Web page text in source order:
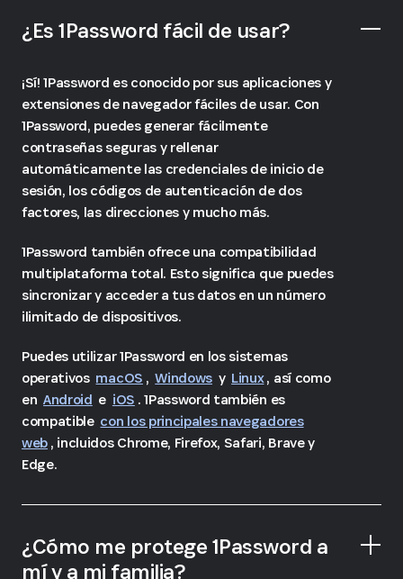
¿Es 1Password fácil de usar?
¡Sí! 1Password es conocido por sus aplicaciones y
extensiones de navegador fáciles de usar. Con
1Password, puedes generar fácilmente
contraseñas seguras y rellenar
automáticamente las credenciales de inicio de
sesión, los códigos de autenticación de dos
factores, las direcciones y mucho más.
1Password también ofrece una compatibilidad
multiplataforma total. Esto significa que puedes
sincronizar y acceder a tus datos en un número
ilimitado de dispositivos.
Puedes utilizar 1Password en los sistemas
operativos macOS , Windows y Linux, así como
en Android e iOS . 1Password también es
compatible con los principales navegadores
web, incluidos Chrome, Firefox, Safari, Brave y
Edge.
¿Cómo me protege 1Password a
mí y a mi familia?